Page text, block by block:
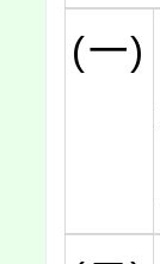
(一)